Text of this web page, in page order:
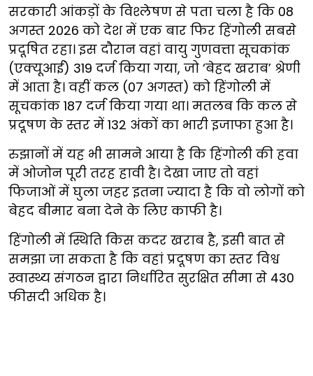
सरकारी आंकड़ों के विश्लेषण से पता चला है कि 08
अगस्त 2026 को देश में एक बार फिर हिंगोली सबसे
प्रदूषित रहा। इस दौरान वहां वायु गुणवत्ता सूचकांक
(एक्यूआई) 319 दर्ज किया गया, जो ‘बेहद खराब’ श्रेणी
में आता है। वहीं कल (07 अगस्त) को हिंगोली में
सूचकांक 187 दर्ज किया गया था। मतलब कि कल से
प्रदूषण के स्तर में 132 अंकों का भारी इजाफा हुआ है।
रुझानों में यह भी सामने आया है कि हिंगोली की हवा
में ओजोन पूरी तरह हावी है। देखा जाए तो वहां
फिजाओं में घुला जहर इतना ज्यादा है कि वो लोगों को
बेहद बीमार बना देने के लिए काफी है।
हिंगोली में स्थिति किस कदर खराब है, इसी बात से
समझा जा सकता है कि वहां प्रदूषण का स्तर विश्व
स्वास्थ्य संगठन द्वारा निर्धारित सुरक्षित सीमा से 430
फीसदी अधिक है।